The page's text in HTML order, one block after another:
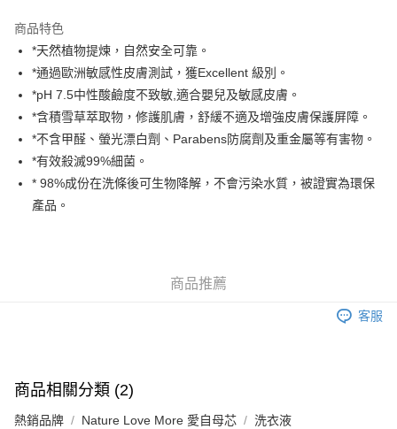
AlipayHK
PayMe
WeChat Pay
送貨方式
香港配送
每筆HK$55.00，滿HK$800.00或以上免運費
商品特色
*天然植物提煉，自然安全可靠。
*通過歐洲敏感性皮膚測試，獲Excellent 級別。
*pH 7.5中性酸鹼度不致敏,適合嬰兒及敏感皮膚。
*含積雪草萃取物，修護肌膚，舒緩不適及增強皮膚保護屏障。
*不含甲醛、螢光漂白劑、Parabens防腐劑及重金屬等有害物。
*有效殺滅99%細菌。
* 98%成份在洗條後可生物降解，不會污染水質，被證實為環保
產品。
商品推薦
客服
商品相關分類 (2)
熱銷品牌 Nature Love More 愛自母芯 洗衣液